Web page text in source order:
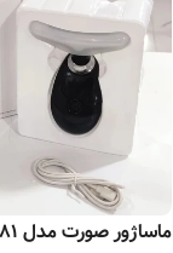
ماساژور صورت مدل ES1081